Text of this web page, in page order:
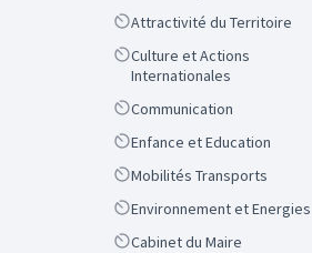
ScopeAttractivité du Territoire
Scope
Culture et Actions
Internationales
ScopeCommunication
ScopeEnfance et Education
ScopeMobilités Transports
ScopeEnvironnement et Energies
ScopeCabinet du Maire